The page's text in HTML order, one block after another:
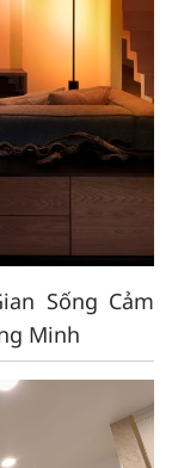
Sống Cảm
Minh